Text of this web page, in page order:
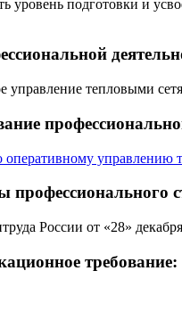
уровень подготовки и
управление тепловыми
оперативному управлению
профессионального
России от «28»
требование: